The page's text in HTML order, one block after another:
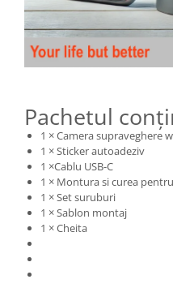
Pachetul
1 × Camera supraveghere
1 × Sticker autoadeziv
1 ×Cablu USB-C
1 × Montura si curea
1 × Set suruburi
1 × Sablon montaj
1 × Cheita